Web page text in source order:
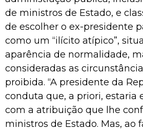
de ministros de Estado, e
de escolher o ex-presidente
como um “ilícito atípico”,
aparência de normalidade,
consideradas as
proibida. “A presidente da
conduta que, a priori, estaria
com a atribuição que lhe
ministros de Estado. Mas, ao